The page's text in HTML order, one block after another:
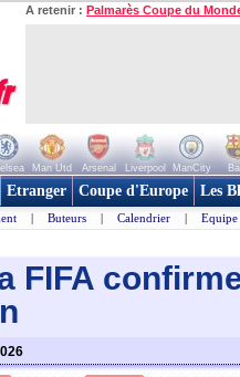
A retenir : Palmarès Coupe du
Man Utd Arsenal Liverpool ManCity
Etranger Coupe d'Europe Les
| Buteurs | Calendrier | Equipe
FIFA